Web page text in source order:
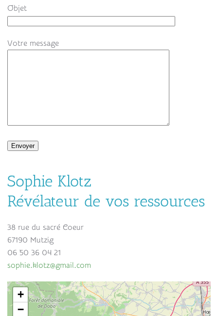
Objet
Votre message
Sophie Klotz
Révélateur de vos ressources
38 rue du sacré Coeur
67190 Mutzig
06 50 36 04 21
sophie.klotz@gmail.com
+
−